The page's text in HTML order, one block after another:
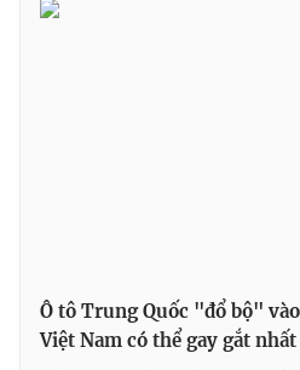
Ô tô Trung Quốc "đổ bộ"
Việt Nam có thể gay gắt nhất